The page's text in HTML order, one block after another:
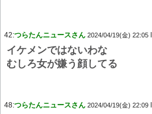
42:つらたんニュースさん 2024/04/19(金) 22:05
イケメンではないわな
むしろ女が嫌う顔してる
48:つらたんニュースさん 2024/04/19(金) 22:09